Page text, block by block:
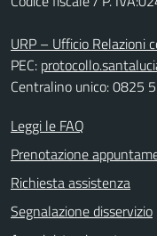
URP – Ufficio Relazioni
PEC:
Centralino unico: 0825
Leggi le FAQ
Prenotazione
Richiesta assistenza
Segnalazione disservizio